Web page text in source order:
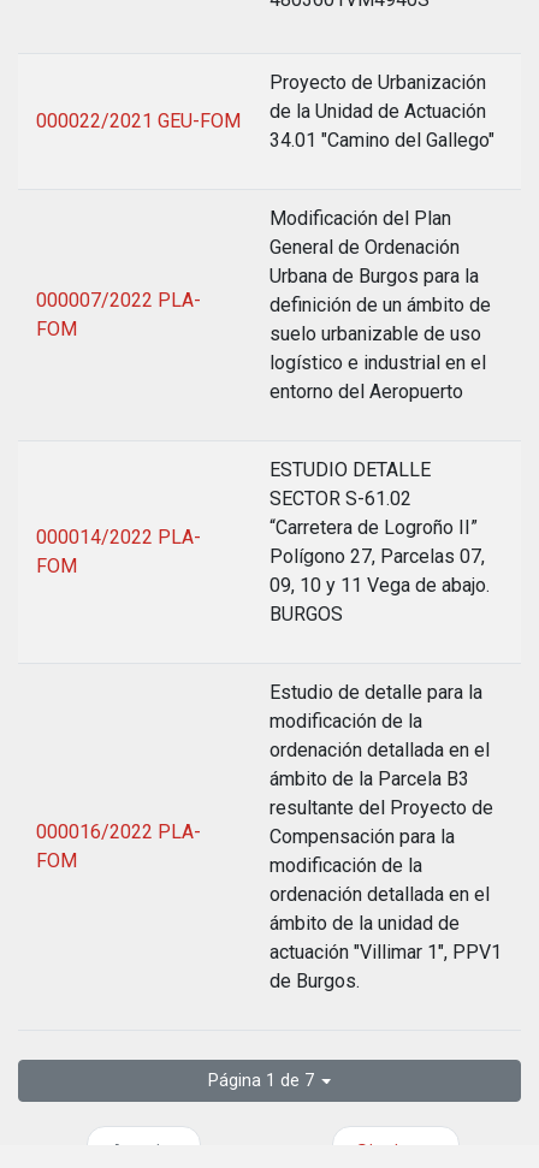
000022/2021 GEU-FOM
Proyecto de Urbanización
de la Unidad de Actuación
34.01 "Camino del Gallego"
000007/2022 PLA-
FOM
Modificación del Plan
General de Ordenación
Urbana de Burgos para la
definición de un ámbito de
suelo urbanizable de uso
logístico e industrial en el
entorno del Aeropuerto
000014/2022 PLA-
FOM
ESTUDIO DETALLE
SECTOR S-61.02
“Carretera de Logroño II”
Polígono 27, Parcelas 07,
09, 10 y 11 Vega de abajo.
BURGOS
000016/2022 PLA-
FOM
Estudio de detalle para la
modificación de la
ordenación detallada en el
ámbito de la Parcela B3
resultante del Proyecto de
Compensación para la
modificación de la
ordenación detallada en el
ámbito de la unidad de
actuación "Villimar 1", PPV1
de Burgos.
Página 1 de 7
Anterior Siguiente